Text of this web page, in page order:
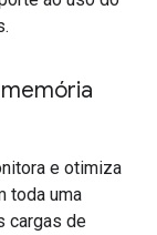
e otimiza
toda uma
cargas de